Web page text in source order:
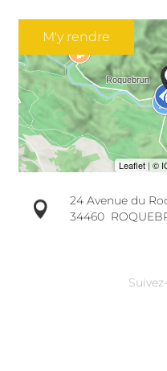
M'y rendre
24 Avenue du
34460